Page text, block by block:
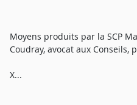
Moyens produits par la SCP
Coudray, avocat aux Conseils,
X...